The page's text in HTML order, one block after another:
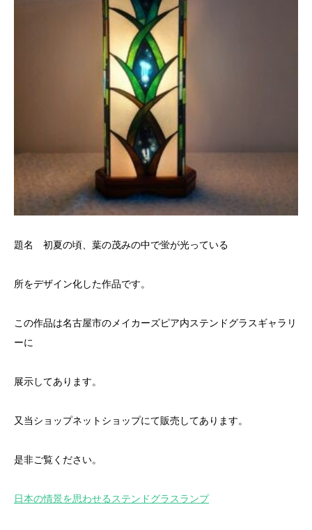
題名 初夏の頃、葉の茂みの中で蛍が光っている
所をデザイン化した作品です。
この作品は名古屋市のメイカーズピア内ステンドグラスギャラリ
ーに
展示してあります。
又当ショップネットショップにて販売してあります。
是非ご覧ください。
日本の情景を思わせるステンドグラスランプ